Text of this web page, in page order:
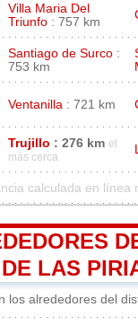
Villa Maria Del
Triunfo : 757 km
Santiago de Surco :
753 km
Ventanilla : 721 km
Trujillo : 276 km el
más cerca
calculada en línea
LAS
los alrededores del